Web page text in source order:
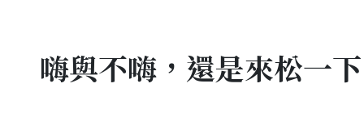
嗨與不嗨，還是來松一